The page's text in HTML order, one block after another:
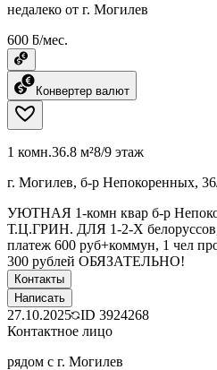
недалеко от г. Могилев
600 ƃ/мес.
Конвертер валют
1 комн.36.8 м²8/9 этаж
г. Могилев, б-р Непокоренных,
УЮТНАЯ 1-комн квар б-р
Т.Ц.ГРИН. ДЛЯ 1-2-Х
платеж 600 руб+коммун, 1 чел
300 рублей ОБЯЗАТЕЛЬНО!
Контакты
Написать
27.10.2025 ID 3924268
Контактное лицо
рядом с г. Могилев